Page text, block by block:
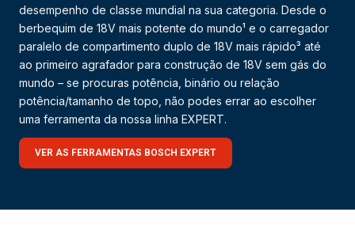
desempenho de classe mundial na sua categoria. Desde o
berbequim de 18V mais potente do mundo¹ e o carregador
paralelo de compartimento duplo de 18V mais rápido³ até
ao primeiro agrafador para construção de 18V sem gás do
mundo – se procuras potência, binário ou relação
potência/tamanho de topo, não podes errar ao escolher
uma ferramenta da nossa linha EXPERT.
VER AS FERRAMENTAS BOSCH EXPERT